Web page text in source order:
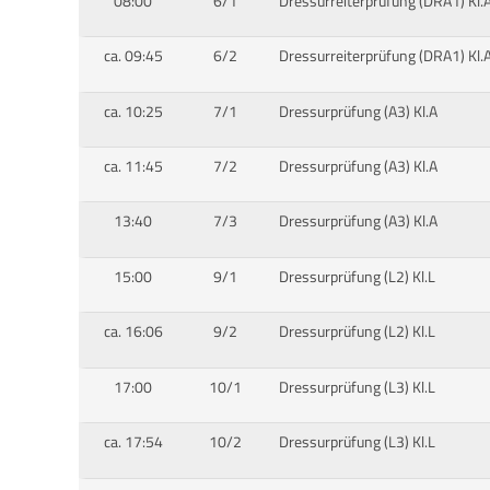
ca. 09:45 6/2 Dressurreiterprüfung (DRA1)
ca. 10:25 7/1 Dressurprüfung (A3) Kl.A
ca. 11:45 7/2 Dressurprüfung (A3) Kl.A
13:40 7/3 Dressurprüfung (A3) Kl.A
15:00 9/1 Dressurprüfung (L2) Kl.L
ca. 16:06 9/2 Dressurprüfung (L2) Kl.L
17:00 10/1 Dressurprüfung (L3) Kl.L
ca. 17:54 10/2 Dressurprüfung (L3) Kl.L